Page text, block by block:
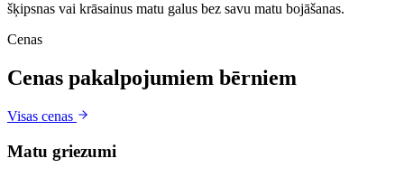
šķipsnas vai krāsainus matu galus bez savu matu bojāšanas.
Cenas
Cenas pakalpojumiem bērniem
Visas cenas
Matu griezumi